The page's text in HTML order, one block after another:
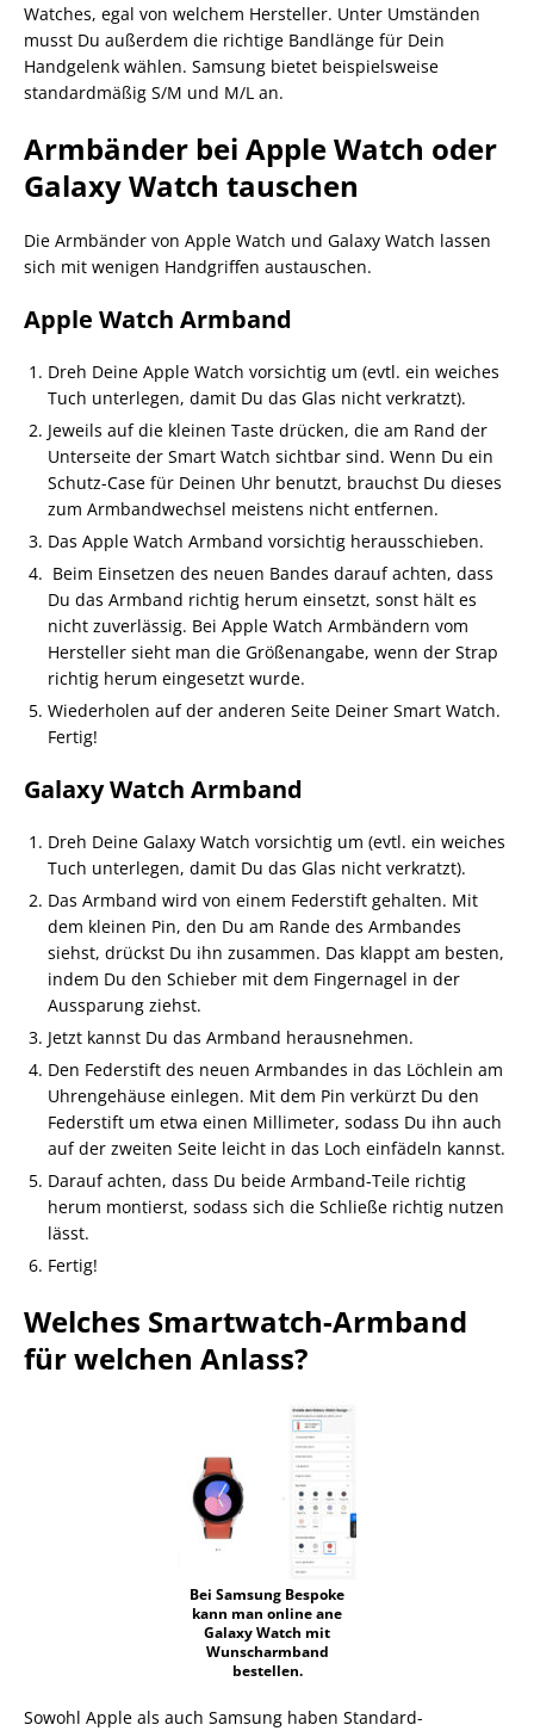
Watches, egal von welchem Hersteller. Unter Umständen
musst Du außerdem die richtige Bandlänge für Dein
Handgelenk wählen. Samsung bietet beispielsweise
standardmäßig S/M und M/L an.
Armbänder bei Apple Watch oder
Galaxy Watch tauschen
Die Armbänder von Apple Watch und Galaxy Watch lassen
sich mit wenigen Handgriffen austauschen.
Apple Watch Armband
Dreh Deine Apple Watch vorsichtig um (evtl. ein weiches
Tuch unterlegen, damit Du das Glas nicht verkratzt).
Jeweils auf die kleinen Taste drücken, die am Rand der
Unterseite der Smart Watch sichtbar sind. Wenn Du ein
Schutz-Case für Deinen Uhr benutzt, brauchst Du dieses
zum Armbandwechsel meistens nicht entfernen.
Das Apple Watch Armband vorsichtig herausschieben.
Beim Einsetzen des neuen Bandes darauf achten, dass
Du das Armband richtig herum einsetzt, sonst hält es
nicht zuverlässig. Bei Apple Watch Armbändern vom
Hersteller sieht man die Größenangabe, wenn der Strap
richtig herum eingesetzt wurde.
Wiederholen auf der anderen Seite Deiner Smart Watch.
Fertig!
Galaxy Watch Armband
Dreh Deine Galaxy Watch vorsichtig um (evtl. ein weiches
Tuch unterlegen, damit Du das Glas nicht verkratzt).
Das Armband wird von einem Federstift gehalten. Mit
dem kleinen Pin, den Du am Rande des Armbandes
siehst, drückst Du ihn zusammen. Das klappt am besten,
indem Du den Schieber mit dem Fingernagel in der
Aussparung ziehst.
Jetzt kannst Du das Armband herausnehmen.
Den Federstift des neuen Armbandes in das Löchlein am
Uhrengehäuse einlegen. Mit dem Pin verkürzt Du den
Federstift um etwa einen Millimeter, sodass Du ihn auch
auf der zweiten Seite leicht in das Loch einfädeln kannst.
Darauf achten, dass Du beide Armband-Teile richtig
herum montierst, sodass sich die Schließe richtig nutzen
lässt.
Fertig!
Welches Smartwatch-Armband
für welchen Anlass?
Bei Samsung Bespoke
kann man online ane
Galaxy Watch mit
Wunscharmband
bestellen.
Sowohl Apple als auch Samsung haben Standard-